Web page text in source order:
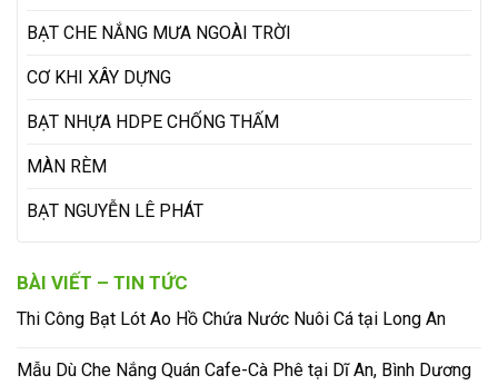
BẠT CHE NẮNG MƯA NGOÀI TRỜI
CƠ KHI XÂY DỰNG
BẠT NHỰA HDPE CHỐNG THẤM
MÀN RÈM
BẠT NGUYỄN LÊ PHÁT
BÀI VIẾT – TIN TỨC
Thi Công Bạt Lót Ao Hồ Chứa Nước Nuôi Cá tại Long An
Mẫu Dù Che Nắng Quán Cafe-Cà Phê tại Dĩ An, Bình Dương